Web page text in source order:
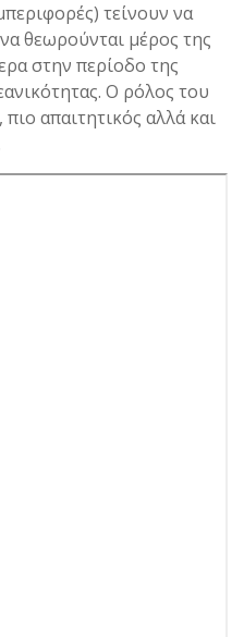
τείνουν να
θεωρούνται μέρος της
στην περίοδο της
Ο ρόλος του
απαιτητικός αλλά και